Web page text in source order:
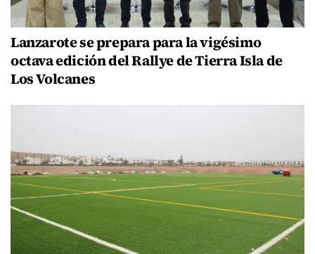
Lanzarote se prepara para la vigésimo
octava edición del Rallye de Tierra Isla de
Los Volcanes